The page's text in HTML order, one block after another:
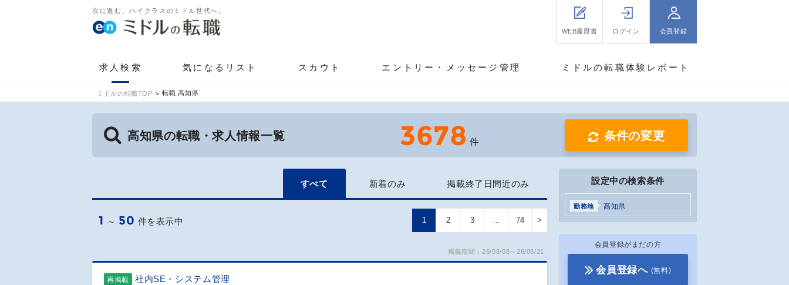
次に進む、ハイクラスのミドル世代へ。
WEB履歴書 ログイン 会員登録
求人検索 気になるリスト スカウト エントリー・メッセージ管理 ミドルの転職体験レポート
ミドルの転職TOP 転職 高知県
高知県の転職・求人情報一覧 3678 件 条件の変更
すべて 新着のみ 掲載終了日間近のみ
1 ～ 50 件を表示中 1 2 3 … 74 >
掲載期間：26/08/08～26/08/21
再掲載 社内SE・システム管理
設定中の検索条件
勤務地 高知県
会員登録がまだの方
会員登録へ (無料)